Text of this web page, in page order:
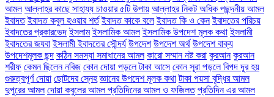
আমল আল্লাহর কাছে সাহায্য চাওয়ার ৫টি উপায় আল্লাহর নিকট অধিক পছন্দনীয় আমল
ইবাদত ইবাদত কবুল হওয়ার শর্ত ইবাদত কাকে বলে ইবাদত কি ও কেন ইবাদতের পরিচয়
ইবাদতের প্রকারভেদ ইসলাম ইসলামিক আমল ইসলামিক উপদেশ মূলক কথা ইসলামী
ইবাদতের জযবা ইসলামী ইবাদতের সৌন্দর্য উপদেশ উপদেশ অর্থ উপদেশ বাক্য
উপদেশমূলক ছন্দ কঠিন সমস্যা সমাধানের আমল কারো সম্মান নষ্ট করা কুরআন কুরআন
শরীফ কেমন ছিলেন নবিজ কোন দোয়া পড়লে টাকা আসে কোন সূরা পড়লে বিপদ দূর হয়
গুরুত্বপূর্ণ দোয়া ছোটদের স্নেহ জ্ঞানের উপদেশ মূলক কথা টাকা পয়সা বৃদ্ধির আমল
দুপুরের আমল দোয়া কবুলের আমল প্রতিদিনের আমল ও ফজিলত প্রতিদিন এর আমল